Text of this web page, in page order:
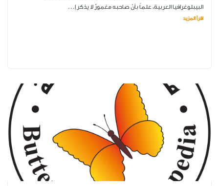
البيبلوغرافيا العربية، علماً بأنّ صاحبه مغمورٌ لا يذكر إ...
اقرأ المزيد